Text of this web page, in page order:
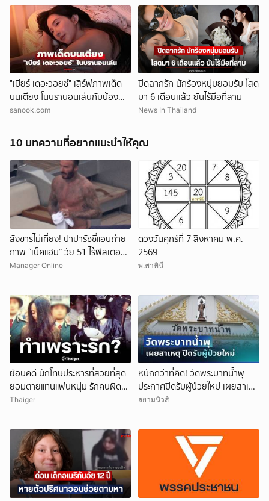
"เบียร์ เดอะวอยซ์" เสิร์ฟภาพเด็ด
บนเตียง โนบรานอนเล่นกับน้อง
หมาสุดชิล
sanook.com
ปิดฉากรัก นักร้องหนุ่มยอมรับ โสด
มา 6 เดือนเเล้ว ยันไร้มือที่สาม
News In Thailand
10 บทความที่อยากแนะนำให้คุณ
สังขารไม่เที่ยง! ปาปารัซซี่แอบถ่าย
ภาพ “เบ็คแฮม” วัย 51 ไร้ฟิลเตอร์
เผยให้เห็นผมบาง-ศีรษะล้าน
Manager Online
ดวงวันศุกร์ที่ 7 สิงหาคม พ.ศ.
2569
พ.พาทินี
ย้อนคดี นักโทษประหารที่สวยที่สุด
ยอมตายแทนแฟนหนุ่ม รักคนผิด
ชีวิตดิ่งเหว
Thaiger
หนักกว่าที่คิด! วัดพระบาทน้ำพุ
ประกาศปิดรับผู้ป่วยใหม่ เผยสาเหตุ
สุดสะเทือนใจ
สยามนิวส์
ยกเลิก